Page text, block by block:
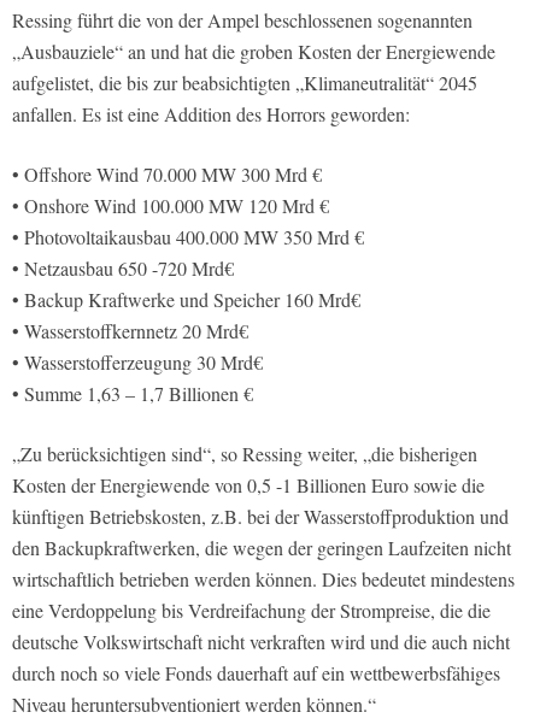
Ressing führt die von der Ampel beschlossenen sogenannten
„Ausbauziele“ an und hat die groben Kosten der Energiewende
aufgelistet, die bis zur beabsichtigten „Klimaneutralität“ 2045
anfallen. Es ist eine Addition des Horrors geworden:
• Offshore Wind 70.000 MW 300 Mrd €
• Onshore Wind 100.000 MW 120 Mrd €
• Photovoltaikausbau 400.000 MW 350 Mrd €
• Netzausbau 650 -720 Mrd€
• Backup Kraftwerke und Speicher 160 Mrd€
• Wasserstoffkernnetz 20 Mrd€
• Wasserstofferzeugung 30 Mrd€
• Summe 1,63 – 1,7 Billionen €
„Zu berücksichtigen sind“, so Ressing weiter, „die bisherigen
Kosten der Energiewende von 0,5 -1 Billionen Euro sowie die
künftigen Betriebskosten, z.B. bei der Wasserstoffproduktion und
den Backupkraftwerken, die wegen der geringen Laufzeiten nicht
wirtschaftlich betrieben werden können. Dies bedeutet mindestens
eine Verdoppelung bis Verdreifachung der Strompreise, die die
deutsche Volkswirtschaft nicht verkraften wird und die auch nicht
durch noch so viele Fonds dauerhaft auf ein wettbewerbsfähiges
Niveau heruntersubventioniert werden können.“